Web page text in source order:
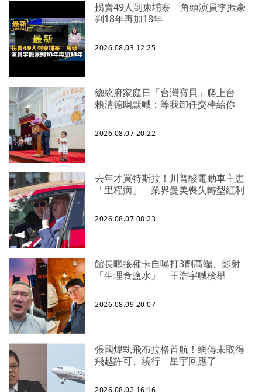
拐賣49人到柬埔寨 角頭演員李振豪
判18年再加18年
2026.08.03 12:25
總統府家庭日「台灣寶貝」爬上台
賴清德幽默喊：等我卸任交棒給你
2026.08.07 20:22
去年才買特斯拉！川普酸電動車主患
「里程病」 業界憂美喪失轉型紅利
2026.08.07 08:23
館長曬接種卡自曝打3劑高端、影射
「生理食鹽水」 王浩宇喊檢舉
2026.08.09 20:07
張國煒執飛布拉格首航！網傳未取得
飛越許可、繞行 星宇回應了